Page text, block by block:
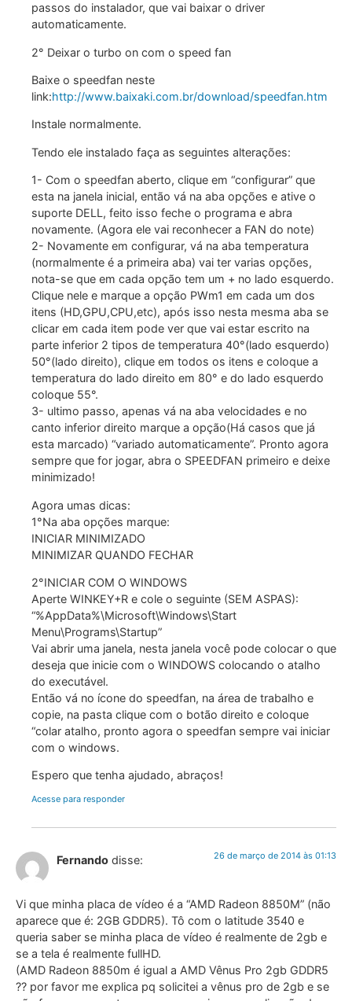
passos do instalador, que vai baixar o driver
automaticamente.
2° Deixar o turbo on com o speed fan
Baixe o speedfan neste
link:http://www.baixaki.com.br/download/speedfan.htm
Instale normalmente.
Tendo ele instalado faça as seguintes alterações:
1- Com o speedfan aberto, clique em “configurar” que
esta na janela inicial, então vá na aba opções e ative o
suporte DELL, feito isso feche o programa e abra
novamente. (Agora ele vai reconhecer a FAN do note)
2- Novamente em configurar, vá na aba temperatura
(normalmente é a primeira aba) vai ter varias opções,
nota-se que em cada opção tem um + no lado esquerdo.
Clique nele e marque a opção PWm1 em cada um dos
itens (HD,GPU,CPU,etc), após isso nesta mesma aba se
clicar em cada item pode ver que vai estar escrito na
parte inferior 2 tipos de temperatura 40°(lado esquerdo)
50°(lado direito), clique em todos os itens e coloque a
temperatura do lado direito em 80° e do lado esquerdo
coloque 55°.
3- ultimo passo, apenas vá na aba velocidades e no
canto inferior direito marque a opção(Há casos que já
esta marcado) “variado automaticamente”. Pronto agora
sempre que for jogar, abra o SPEEDFAN primeiro e deixe
minimizado!
Agora umas dicas:
1°Na aba opções marque:
INICIAR MINIMIZADO
MINIMIZAR QUANDO FECHAR
2°INICIAR COM O WINDOWS
Aperte WINKEY+R e cole o seguinte (SEM ASPAS):
“%AppData%\Microsoft\Windows\Start
Menu\Programs\Startup”
Vai abrir uma janela, nesta janela você pode colocar o que
deseja que inicie com o WINDOWS colocando o atalho
do executável.
Então vá no ícone do speedfan, na área de trabalho e
copie, na pasta clique com o botão direito e coloque
“colar atalho, pronto agora o speedfan sempre vai iniciar
com o windows.
Espero que tenha ajudado, abraços!
Acesse para responder
Fernando disse: 26 de março de 2014 às 01:13
Vi que minha placa de vídeo é a “AMD Radeon 8850M” (não
aparece que é: 2GB GDDR5). Tô com o latitude 3540 e
queria saber se minha placa de vídeo é realmente de 2gb e
se a tela é realmente fullHD.
(AMD Radeon 8850m é igual a AMD Vênus Pro 2gb GDDR5
?? por favor me explica pq solicitei a vênus pro de 2gb e se